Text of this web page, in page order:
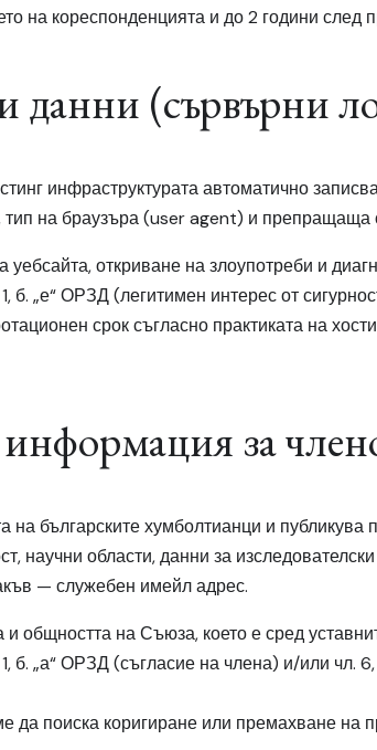
на кореспонденцията и до 2 години след
данни (сървърни
инфраструктурата автоматично
тип на браузъра (user agent) и препращаща
откриване на злоупотреби и
б. „е“ ОРЗД (легитимен интерес от
срок съгласно практиката на
за
на българските хумболтианци и
научни области, данни за
— служебен имейл адрес.
и общността на Съюза, което е сред
б. „а“ ОРЗД (съгласие на члена) и/или чл.
да поиска коригиране или премахване на